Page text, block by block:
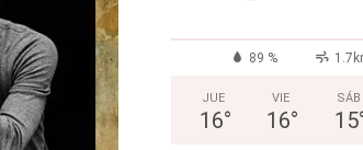
89 %
JUE
16°
VIE
16°
SÁB
15